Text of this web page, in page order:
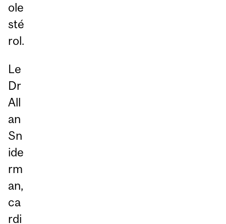
ole
sté
rol.
Le
Dr
All
an
Sn
ide
rm
an,
ca
rdi